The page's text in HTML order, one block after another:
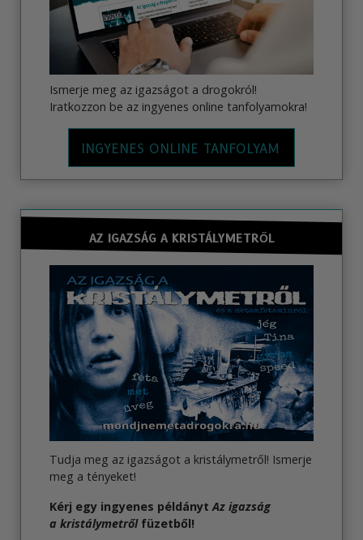
Ismerje meg az igazságot a drogokról!
Iratkozzon be az ingyenes online tanfolyamokra!
INGYENES ONLINE TANFOLYAM
AZ IGAZSÁG A KRISTÁLYMETRŐL
Tudja meg az igazságot a kristálymetről! Ismerje
meg a tényeket!
Kérj egy ingyenes példánytAz igazság
a kristálymetrőlfüzetből!